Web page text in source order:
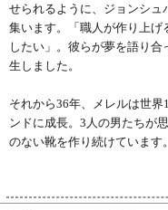
せられるように、ジョンシュ
集います。「職人が作り上
したい」。彼らが夢を語り
生しました。
それから36年、メレルは世
ンドに成長。3人の男たちが
のない靴を作り続けています。